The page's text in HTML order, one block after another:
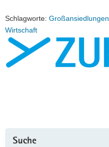
Schlagworte: Großansiedlungen
Wirtschaft
Suche